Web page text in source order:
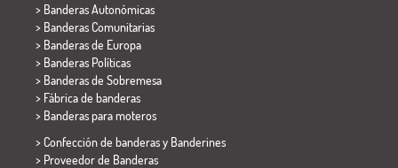
> Banderas Autonómicas
> Banderas Comunitarias
> Banderas de Europa
> Banderas Políticas
> Banderas de Sobremesa
> Fábrica de banderas
> Banderas para moteros
> Confección de banderas y Banderines
> Proveedor de Banderas